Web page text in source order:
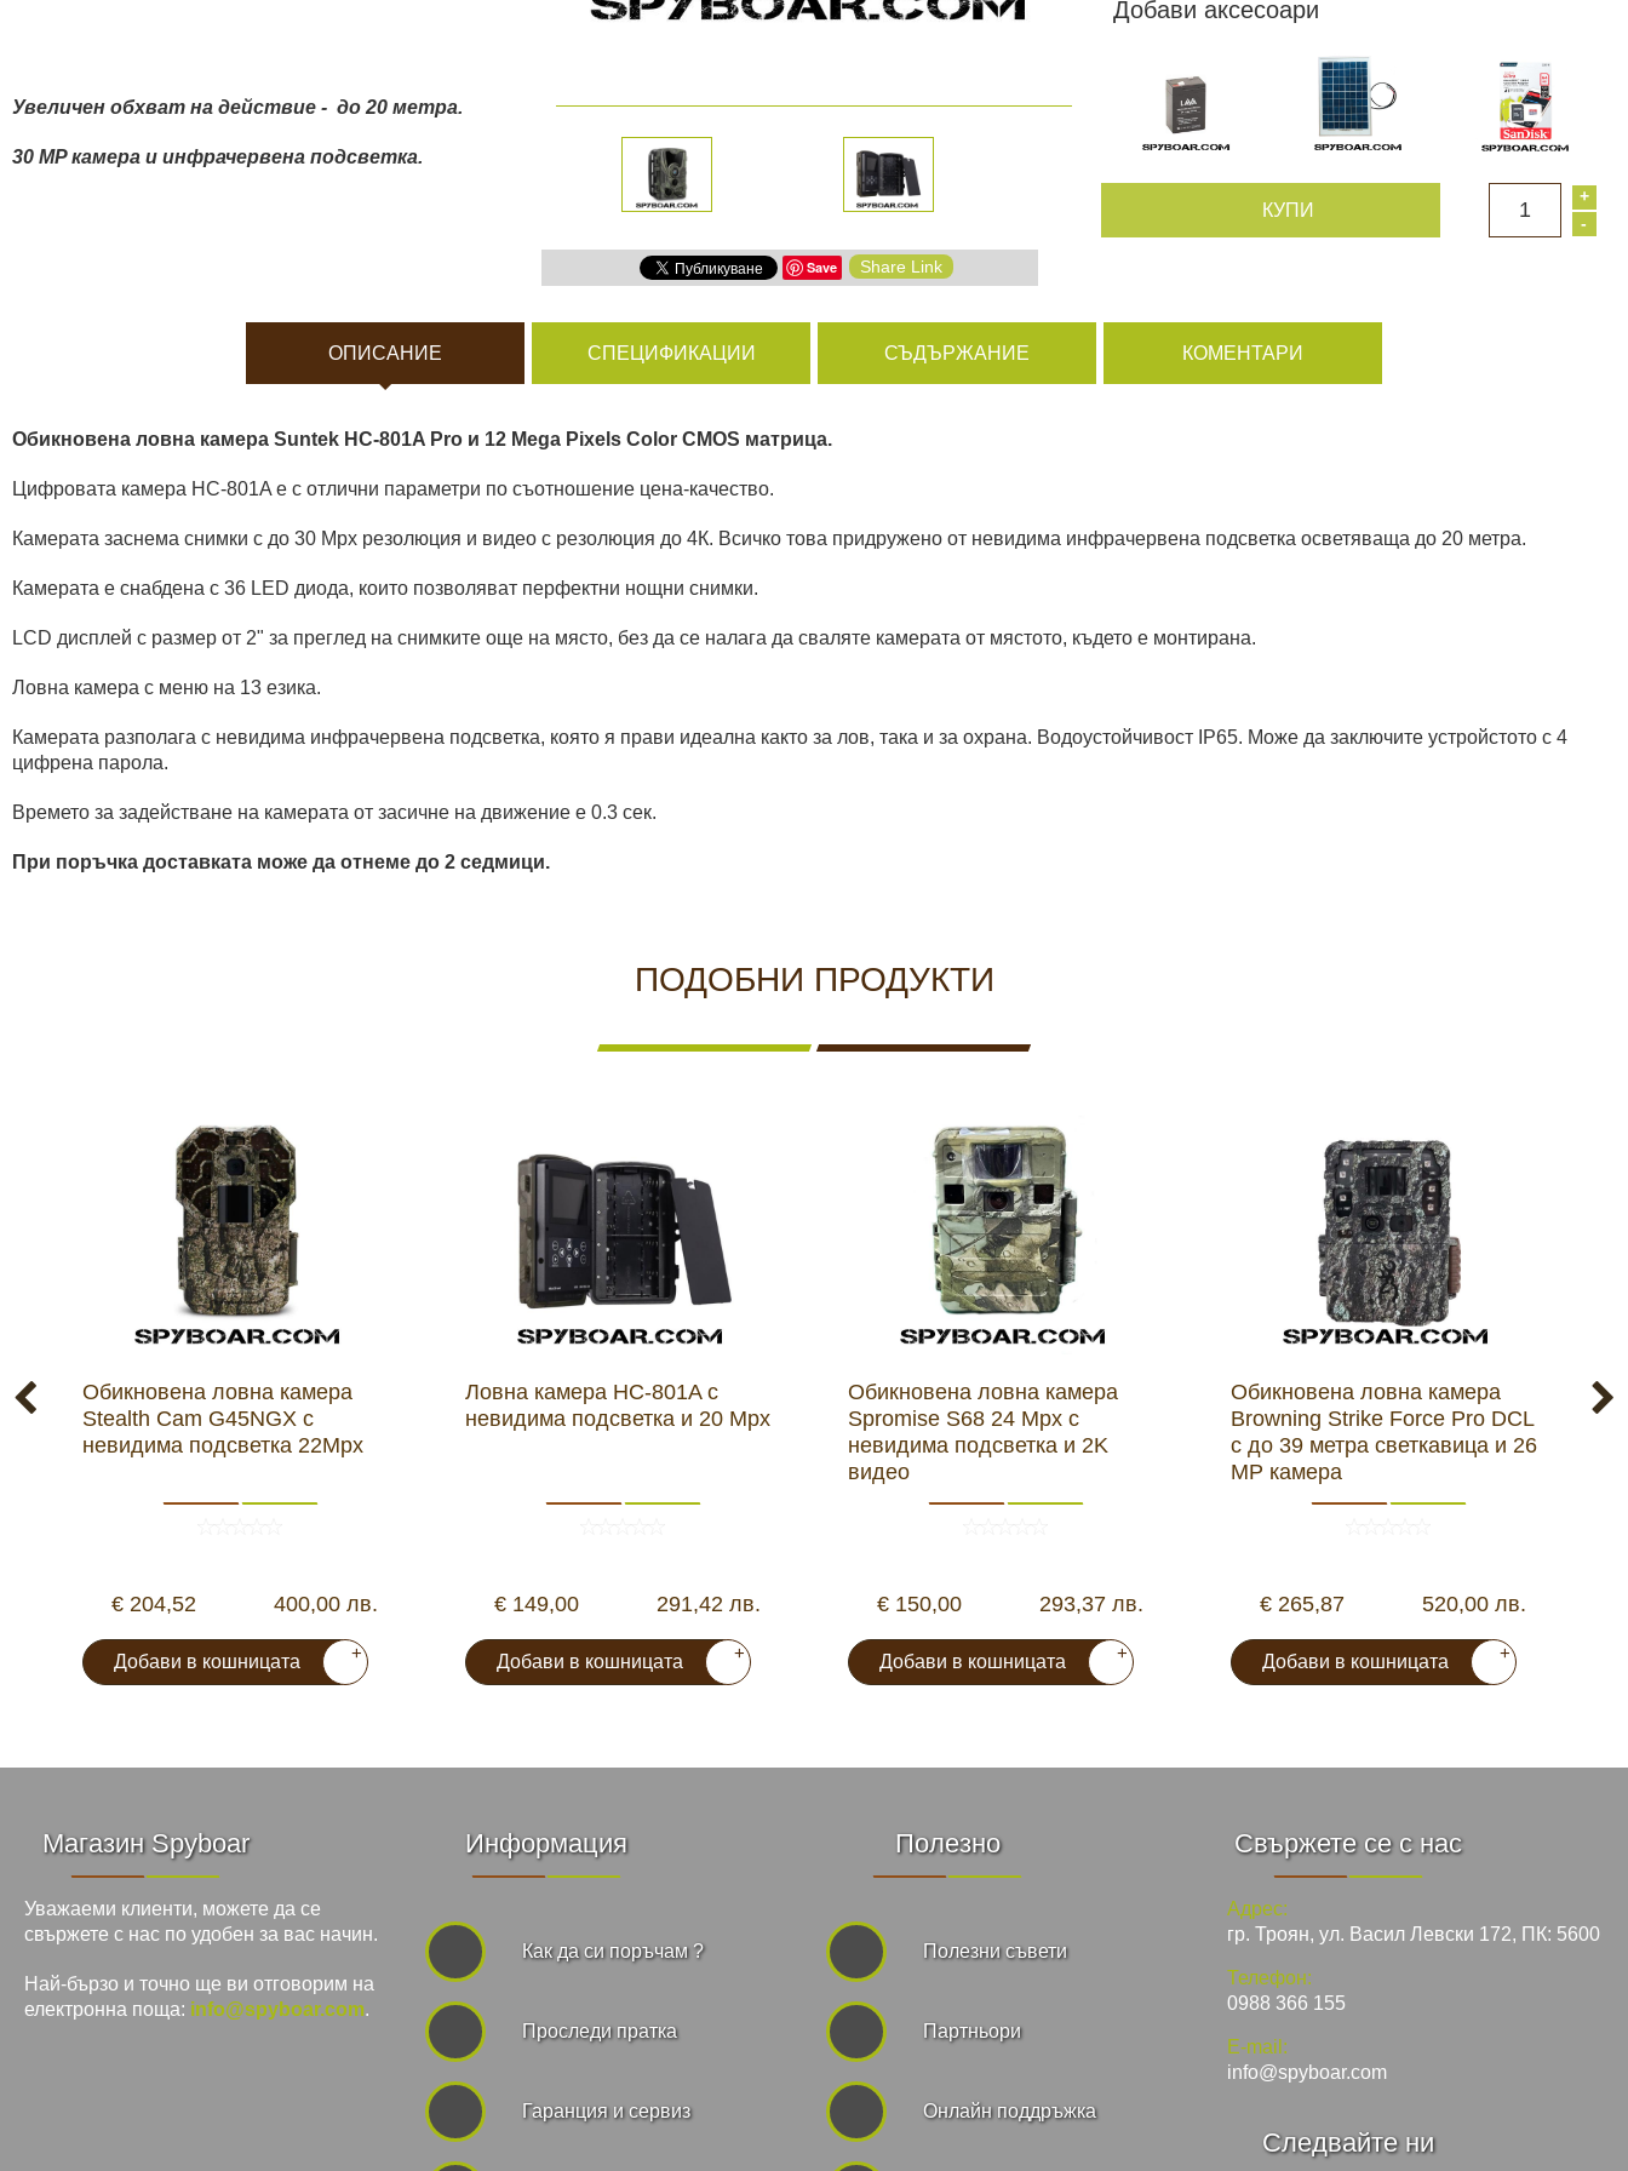
РАЗГЛЕДАЙ ПРОДУКТИ
Боди камери и екшън камери
Акумулатори и батерии
Соларни панели и зарядни
Спортни и смарт часовници
Видеорегистратори
За подаръци
Архивни продукти
Увеличен обхват на действие - до 20 метра.
30 MP камера и инфрачервена подсветка.
Save Share Link
Добави аксесоари
КУПИ 1
-
+
ОПИСАНИЕ СПЕЦИФИКАЦИИ СЪДЪРЖАНИЕ КОМЕНТАРИ
Обикновена ловна камера Suntek HC-801A Pro и 12 Mega Pixels Color CMOS матрица.
Цифровата камера HC-801A е с отлични параметри по съотношение цена-качество.
Камерата заснема снимки с до 30 Mpx резолюция и видео с резолюция до 4К. Всичко това придружено от невидима инфрачервена подсветка осветяваща до 20 метра.
Камерата е снабдена с 36 LED диода, които позволяват перфектни нощни снимки.
LCD дисплей с размер от 2" за преглед на снимките още на място, без да се налага да сваляте камерата от мястото, където е монтирана.
Ловна камера с меню на 13 езика.
Камерата разполага с невидима инфрачервена подсветка, която я прави идеална както за лов, така и за охрана. Водоустойчивост IP65. Може да заключите устройстото с 4
цифрена парола.
Времето за задействане на камерата от засичне на движение е 0.3 сек.
При поръчка доставката може да отнеме до 2 седмици.
ПОДОБНИ ПРОДУКТИ
Обикновена ловна камера
Stealth Cam G45NGX с
невидима подсветка 22Mpx
€ 204,52 400,00 лв.
Добави в кошницата +
Ловна камера HC-801A с
невидима подсветка и 20 Mpx
€ 149,00 291,42 лв.
Добави в кошницата +
Обикновена ловна камера
Spromise S68 24 Mpx с
невидима подсветка и 2K
видео
€ 150,00 293,37 лв.
Добави в кошницата +
Обикновена ловна камера
Browning Strike Force Pro DCL
с до 39 метра светкавица и 26
MP камера
€ 265,87 520,00 лв.
Добави в кошницата +
Магазин Spyboar
Уважаеми клиенти, можете да се
свържете с нас по удобен за вас начин.
Най-бързо и точно ще ви отговорим на
електронна поща: info@spyboar.com.
Информация
Как да си поръчам ?
Проследи пратка
Гаранция и сервиз
Полезно
Полезни съвети
Партньори
Онлайн поддръжка
Свържете се с нас
Адрес:
гр. Троян, ул. Васил Левски 172, ПК: 5600
Телефон:
0988 366 155
E-mail:
info@spyboar.com
Следвайте ни